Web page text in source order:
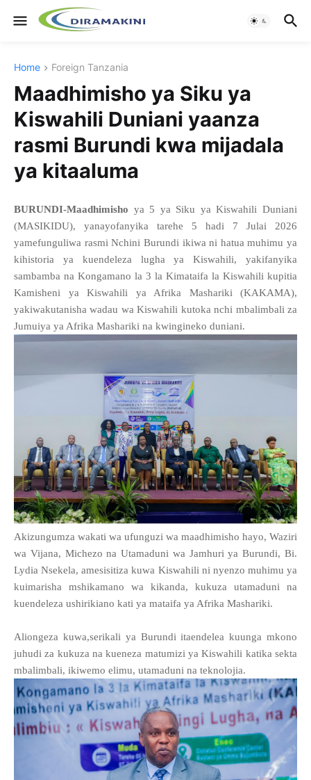
Home Foreign Tanzania
Maadhimisho ya Siku ya
Kiswahili Duniani yaanza
rasmi Burundi kwa mijadala
ya kitaaluma
BURUNDI-Maadhimisho ya 5 ya Siku ya Kiswahili Duniani
(MASIKIDU), yanayofanyika tarehe 5 hadi 7 Julai 2026
yamefunguliwa rasmi Nchini Burundi ikiwa ni hatua muhimu ya
kihistoria ya kuendeleza lugha ya Kiswahili, yakifanyika
sambamba na Kongamano la 3 la Kimataifa la Kiswahili kupitia
Kamisheni ya Kiswahili ya Afrika Mashariki (KAKAMA),
yakiwakutanisha wadau wa Kiswahili kutoka nchi mbalimbali za
Jumuiya ya Afrika Mashariki na kwingineko duniani.
Akizungumza wakati wa ufunguzi wa maadhimisho hayo, Waziri
wa Vijana, Michezo na Utamaduni wa Jamhuri ya Burundi, Bi.
Lydia Nsekela, amesisitiza kuwa Kiswahili ni nyenzo muhimu ya
kuimarisha mshikamano wa kikanda, kukuza utamaduni na
kuendeleza ushirikiano kati ya mataifa ya Afrika Mashariki.
Aliongeza kuwa,serikali ya Burundi itaendelea kuunga mkono
juhudi za kukuza na kueneza matumizi ya Kiswahili katika sekta
mbalimbali, ikiwemo elimu, utamaduni na teknolojia.